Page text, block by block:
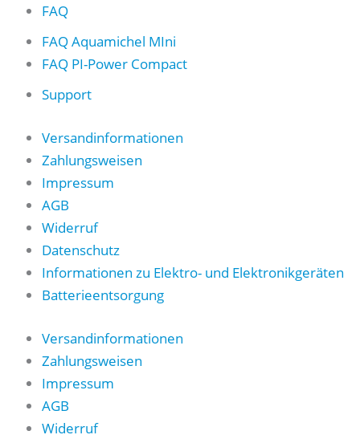
FAQ
FAQ Aquamichel MIni
FAQ PI-Power Compact
Support
Versandinformationen
Zahlungsweisen
Impressum
AGB
Widerruf
Datenschutz
Informationen zu Elektro- und Elektronikgeräten
Batterieentsorgung
Versandinformationen
Zahlungsweisen
Impressum
AGB
Widerruf